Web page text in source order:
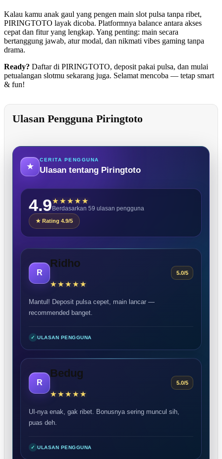
Kalau kamu anak gaul yang pengen main slot pulsa tanpa ribet,
PIRINGTOTO layak dicoba. Platformnya balance antara akses
cepat dan fitur yang lengkap. Yang penting: main secara
bertanggung jawab, atur modal, dan nikmati vibes gaming tanpa
drama.
Ready? Daftar di PIRINGTOTO, deposit pakai pulsa, dan mulai
petualangan slotmu sekarang juga. Selamat mencoba — tetap smart
& fun!
Ulasan Pengguna Piringtoto
★
CERITA PENGGUNA
Ulasan tentang Piringtoto
4.9 Berdasarkan 59 ulasan pengguna
★ Rating 4.9/5
R
Ridho
5.0/5
Mantul! Deposit pulsa cepet, main lancar —
recommended banget.
✓ ULASAN PENGGUNA
R
Bedug
5.0/5
UI-nya enak, gak ribet. Bonusnya sering muncul sih,
puas deh.
✓ ULASAN PENGGUNA